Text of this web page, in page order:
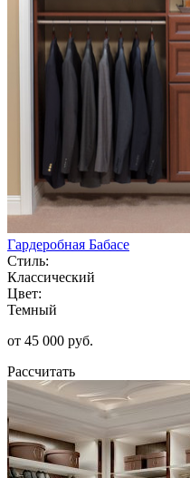
Гардеробная Бабасе
Стиль:
Классический
Цвет:
Темный
от 45 000 руб.
Рассчитать